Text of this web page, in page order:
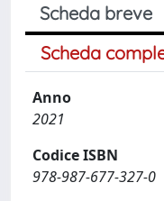
Scheda breve
Scheda
Anno
2021
Codice ISBN
978-987-677-327-0